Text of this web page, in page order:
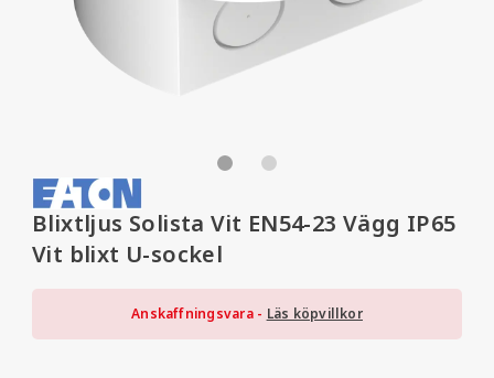
Blixtljus Solista Vit EN54-23 Vägg IP65
Vit blixt U-sockel
Anskaffningsvara - Läs köpvillkor